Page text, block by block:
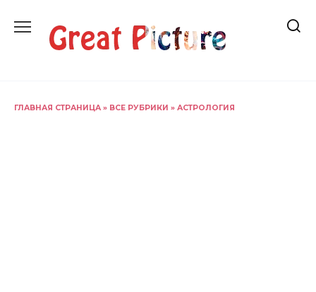
содержанию
ГЛАВНАЯ СТРАНИЦА » ВСЕ РУБРИКИ » АСТРОЛОГИЯ